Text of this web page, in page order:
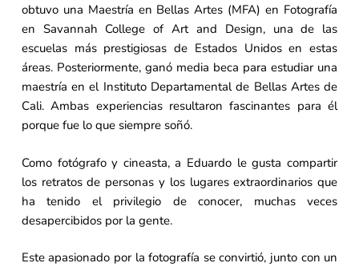
obtuvo una Maestría en Bellas Artes (MFA) en Fotografía
en Savannah College of Art and Design, una de las
escuelas más prestigiosas de Estados Unidos en estas
áreas. Posteriormente, ganó media beca para estudiar una
maestría en el Instituto Departamental de Bellas Artes de
Cali. Ambas experiencias resultaron fascinantes para él
porque fue lo que siempre soñó.
Como fotógrafo y cineasta, a Eduardo le gusta compartir
los retratos de personas y los lugares extraordinarios que
ha tenido el privilegio de conocer, muchas veces
desapercibidos por la gente.
Este apasionado por la fotografía se convirtió, junto con un